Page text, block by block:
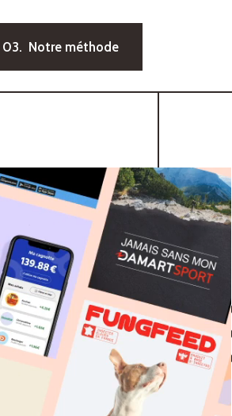
03. Notre méthode